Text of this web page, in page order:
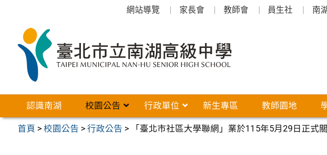
網站導覽 家長會 教師會 員生社 南
認識南湖 校園公告 行政單位 新生專區 教師園地
首頁 >校園公告 >行政公告 > 「臺北市社區大學聯網」業於115年5月29日正式